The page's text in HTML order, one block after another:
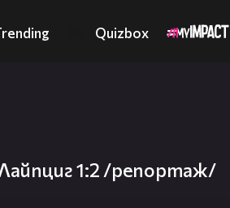
Quizbox
1:2 /репортаж/